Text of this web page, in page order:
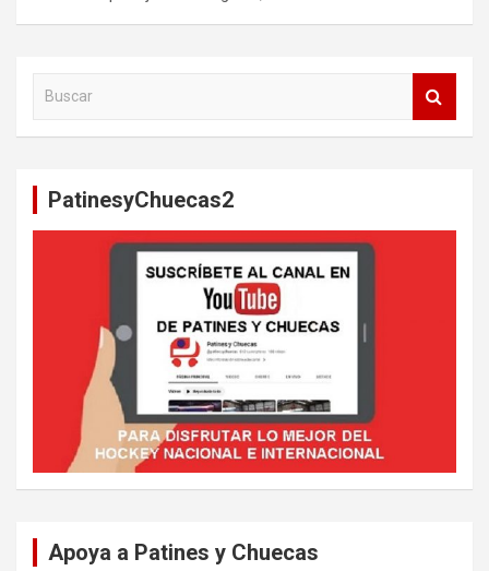
PatinesyChuecas2
Apoya a Patines y Chuecas